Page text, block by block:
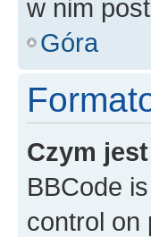
w nim
Góra
Czym
BBCode
control on